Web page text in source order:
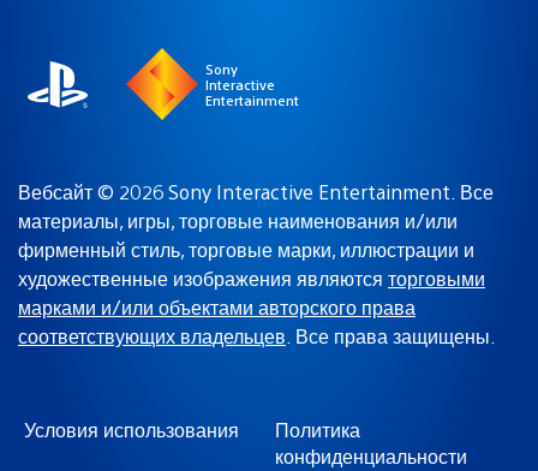
Sony
Interactive
Entertainment
Вебсайт © 2026 Sony Interactive Entertainment. Все
материалы, игры, торговые наименования и/или
фирменный стиль, торговые марки, иллюстрации и
художественные изображения являются торговыми
марками и/или объектами авторского права
соответствующих владельцев. Все права защищены.
Условия использования
Политика
конфиденциальности